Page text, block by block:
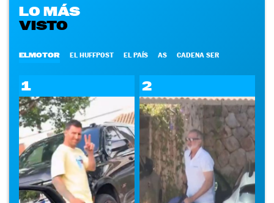
LO MÁS
VISTO
ELMOTOR EL HUFFPOST EL PAÍS AS CADENA SER
1 2